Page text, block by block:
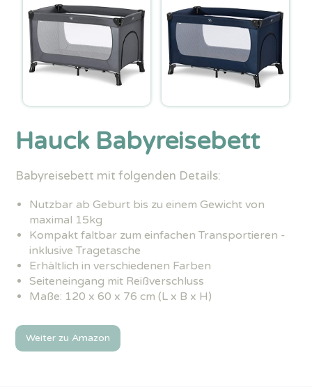
Hauck Babyreisebett
Babyreisebett mit folgenden Details:
Nutzbar ab Geburt bis zu einem Gewicht von
maximal 15kg
Kompakt faltbar zum einfachen Transportieren -
inklusive Tragetasche
Erhältlich in verschiedenen Farben
Seiteneingang mit Reißverschluss
Maße: 120 x 60 x 76 cm (L x B x H)
Weiter zu Amazon